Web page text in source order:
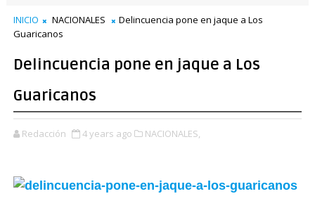
INICIO NACIONALES
Delincuencia pone en jaque a Los
Guaricanos
Delincuencia pone en jaque a Los
Guaricanos
Redacción 4 years ago NACIONALES,